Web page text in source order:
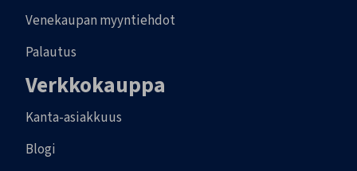
Venekaupan myyntiehdot
Palautus
Verkkokauppa
Kanta-asiakkuus
Blogi